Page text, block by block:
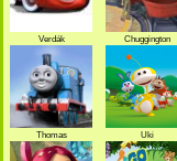
Verdák Chuggington
Thomas Uki